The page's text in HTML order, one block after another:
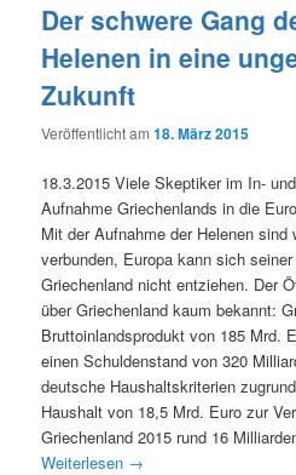
Der schwere Gang
Helenen in eine
Zukunft
Veröffentlicht am18. März 2015
18.3.2015 Viele Skeptiker im In-
Aufnahme Griechenlands in die
Mit der Aufnahme der Helenen sind
verbunden, Europa kann sich
Griechenland nicht entziehen. Der
über Griechenland kaum bekannt:
Bruttoinlandsprodukt von 185 Mrd.
einen Schuldenstand von 320
deutsche Haushaltskriterien
Haushalt von 18,5 Mrd. Euro zur
Griechenland 2015 rund 16
Weiterlesen →